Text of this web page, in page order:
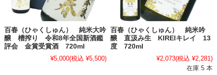
百春（ひゃくしゅん） 純米大吟
醸 槽搾り 令和8年全国新酒鑑
評会 金賞受賞酒 720ml
¥5,000(税込 ¥5,500)
百春（ひゃくしゅん） 純米吟
醸 直汲み生 KIREIキレイ 13
度 720ml
¥2,073(税込 ¥2,281)
在庫 5 本